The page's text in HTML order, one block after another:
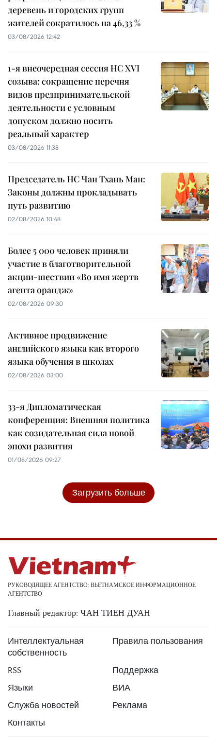
деревень и городских групп
жителей сократилось на 46,33 %
03/08/2026 12:42
1-я внеочередная сессия НС XVI
созыва: сокращение перечня
видов предпринимательской
деятельности с условным
допуском должно носить
реальный характер
03/08/2026 11:38
Председатель НС Чан Тхань Ман:
Законы должны прокладывать
путь развитию
02/08/2026 10:48
Более 5 000 человек приняли
участие в благотворительной
акции-шествии «Во имя жертв
агента орандж»
02/08/2026 09:30
Активное продвижение
английского языка как второго
языка обучения в школах
02/08/2026 03:00
33-я Дипломатическая
конференция: Внешняя политика
как созидательная сила новой
эпохи развития
01/08/2026 09:27
Загрузить больше
РУКОВОДЯЩЕЕ АГЕНТСТВО: ВЬЕТНАМСКОЕ ИНФОРМАЦИОННОЕ
АГЕНТСТВО
Главный редактор: ЧАН ТИЕН ДУАН
Интеллектуальная
собственность
Правила пользования
RSS
Поддержка
Языки
ВИА
Служба новостей
Реклама
Контакты